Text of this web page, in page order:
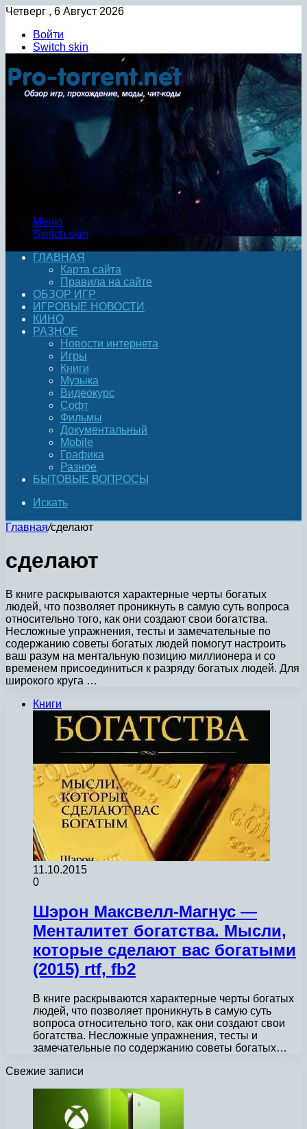
Четверг , 6 Август 2026
Войти
Switch skin
Меню
Switch skin
ГЛАВНАЯ
Карта сайта
Правила на сайте
ОБЗОР ИГР
ИГРОВЫЕ НОВОСТИ
КИНО
РАЗНОЕ
Новости интернета
Игры
Книги
Музыка
Видеокурс
Софт
Фильмы
Документальный
Mobile
Графика
Разное
БЫТОВЫЕ ВОПРОСЫ
Искать
Главная/сделают
сделают
В книге раскрываются характерные черты богатых
людей, что позволяет проникнуть в самую суть вопроса
относительно того, как они создают свои богатства.
Несложные упражнения, тесты и замечательные по
содержанию советы богатых людей помогут настроить
ваш разум на ментальную позицию миллионера и со
временем присоединиться к разряду богатых людей. Для
широкого круга …
Книги
11.10.2015
0
Шэрон Максвелл-Магнус —
Менталитет богатства. Мысли,
которые сделают вас богатыми
(2015) rtf, fb2
В книге раскрываются характерные черты богатых
людей, что позволяет проникнуть в самую суть
вопроса относительно того, как они создают свои
богатства. Несложные упражнения, тесты и
замечательные по содержанию советы богатых…
Свежие записи